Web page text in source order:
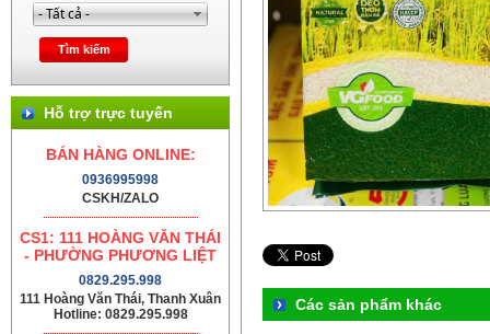
Hỗ trợ trực tuyến
BÁN HÀNG ONLINE:
0936995998
CSKH/ZALO
CS1: 111 HOÀNG VĂN THÁI
- PHƯỜNG PHƯƠNG LIỆT
0829.295.998
111 Hoàng Văn Thái, Thanh Xuân
Hotline: 0829.295.998
Các sản phẩm khác